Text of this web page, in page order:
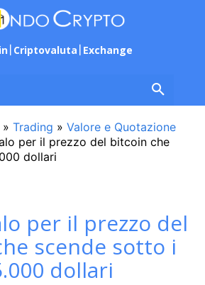
Criptovaluta Exchange
» Trading » Valore e Quotazione
per il prezzo del bitcoin che
dollari
per il prezzo del
scende sotto i
dollari